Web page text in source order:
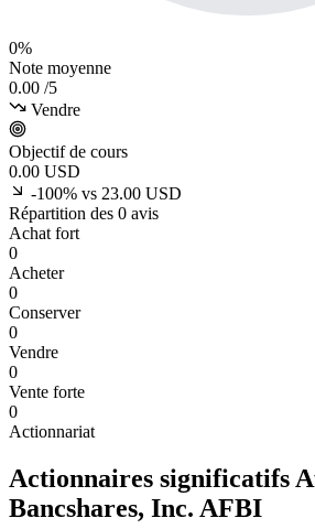
0%
Note moyenne
0.00 /5
Vendre
Objectif de cours
0.00 USD
-100% vs 23.00 USD
Répartition des 0 avis
Achat fort
0
Acheter
0
Conserver
0
Vendre
0
Vente forte
0
Actionnariat
Actionnaires significatifs
Bancshares, Inc. AFBI